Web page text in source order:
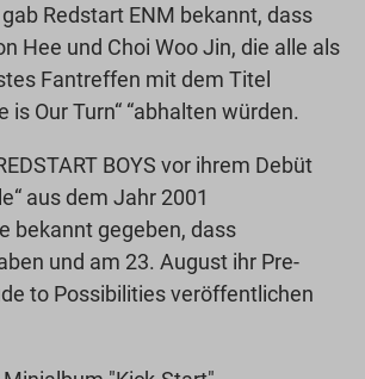
Redstart ENM bekannt, dass
Hee und Choi Woo Jin, die alle als
Fantreffen mit dem Titel
is Our Turn“ “abhalten würden.
BOYS vor ihrem Debüt
aus dem Jahr 2001
bekannt gegeben, dass
und am 23. August ihr Pre-
to Possibilities veröffentlichen